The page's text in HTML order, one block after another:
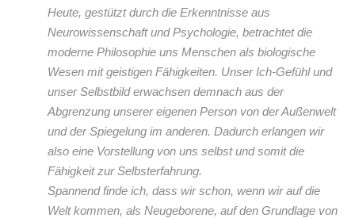
Heute, gestützt durch die Erkenntnisse aus
Neurowissenschaft und Psychologie, betrachtet die
moderne Philosophie uns Menschen als biologische
Wesen mit geistigen Fähigkeiten. Unser Ich-Gefühl und
unser Selbstbild erwachsen demnach aus der
Abgrenzung unserer eigenen Person von der Außenwelt
und der Spiegelung im anderen. Dadurch erlangen wir
also eine Vorstellung von uns selbst und somit die
Fähigkeit zur Selbsterfahrung.
Spannend finde ich, dass wir schon, wenn wir auf die
Welt kommen, als Neugeborene, auf den Grundlage von